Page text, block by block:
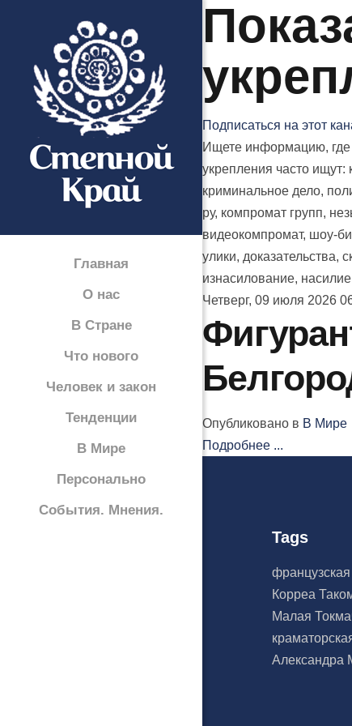
Главная
О нас
В Стране
Что нового
Человек и закон
Тенденции
В Мире
Персонально
События. Мнения.
Подписаться на этот
Ищете информацию, где
укрепления часто
криминальное дело,
ру, компромат групп,
видеокомпромат, шоу-
улики, доказательства,
изнасилование,
Четверг, 09 июля 2026
Опубликовано в В Мире
Подробнее ...
Tags
Корреа
Малая
Александра